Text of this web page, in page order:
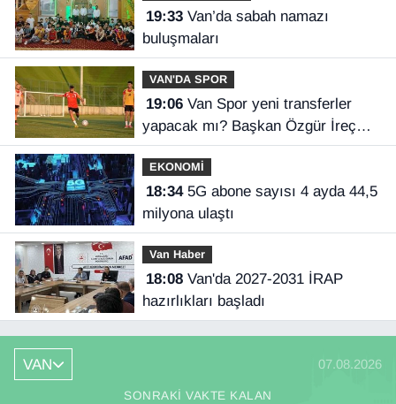
19:33Van’da sabah namazı
buluşmaları
VAN'DA SPOR
19:06Van Spor yeni transferler
yapacak mı? Başkan Özgür İreç
İlhan açıkladı
EKONOMİ
18:345G abone sayısı 4 ayda 44,5
milyona ulaştı
Van Haber
18:08Van'da 2027-2031 İRAP
hazırlıkları başladı
VAN 07.08.2026
SONRAKI VAKTE KALAN